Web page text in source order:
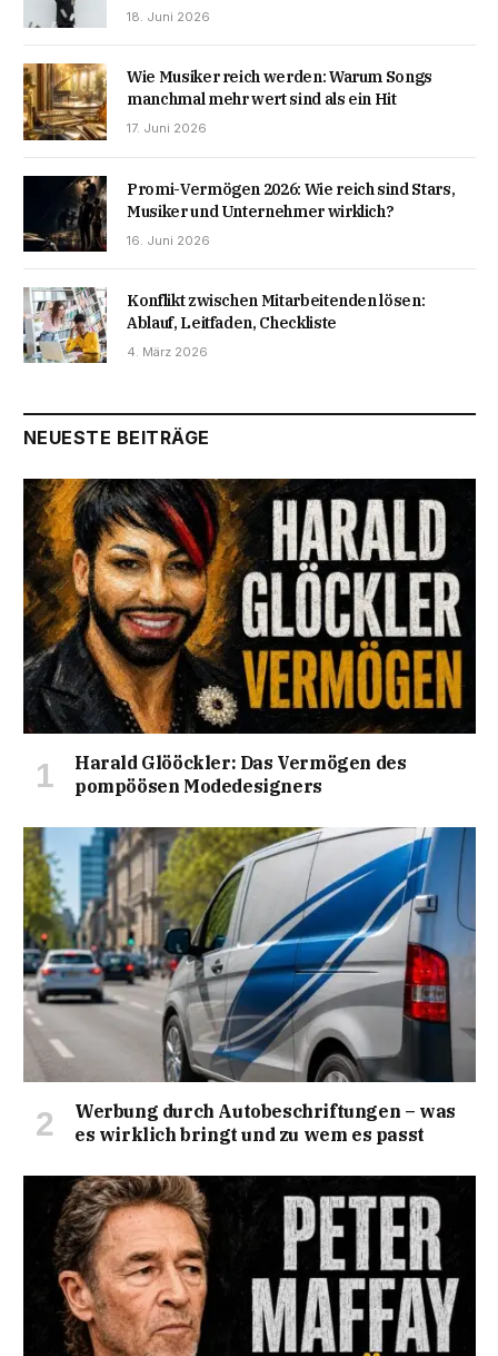
18. Juni 2026
Wie Musiker reich werden: Warum Songs
manchmal mehr wert sind als ein Hit
17. Juni 2026
Promi-Vermögen 2026: Wie reich sind Stars,
Musiker und Unternehmer wirklich?
16. Juni 2026
Konflikt zwischen Mitarbeitenden lösen:
Ablauf, Leitfaden, Checkliste
4. März 2026
NEUESTE BEITRÄGE
Harald Glööckler: Das Vermögen des
pompöösen Modedesigners
Werbung durch Autobeschriftungen – was
es wirklich bringt und zu wem es passt